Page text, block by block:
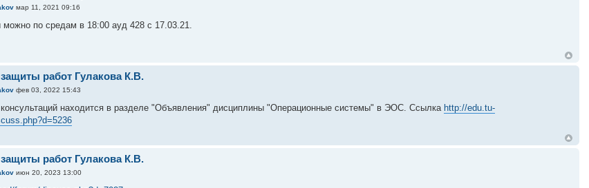
мар 11, 2021 09:16
по средам в 18:00 ауд 428 с 17.03.21.
работ Гулакова К.В.
фев 03, 2022 15:43
находится в разделе "Объявления" дисциплины "Операционные системы" в ЭОС. Ссылка http://edu.tu-
работ Гулакова К.В.
июн 20, 2023 13:00